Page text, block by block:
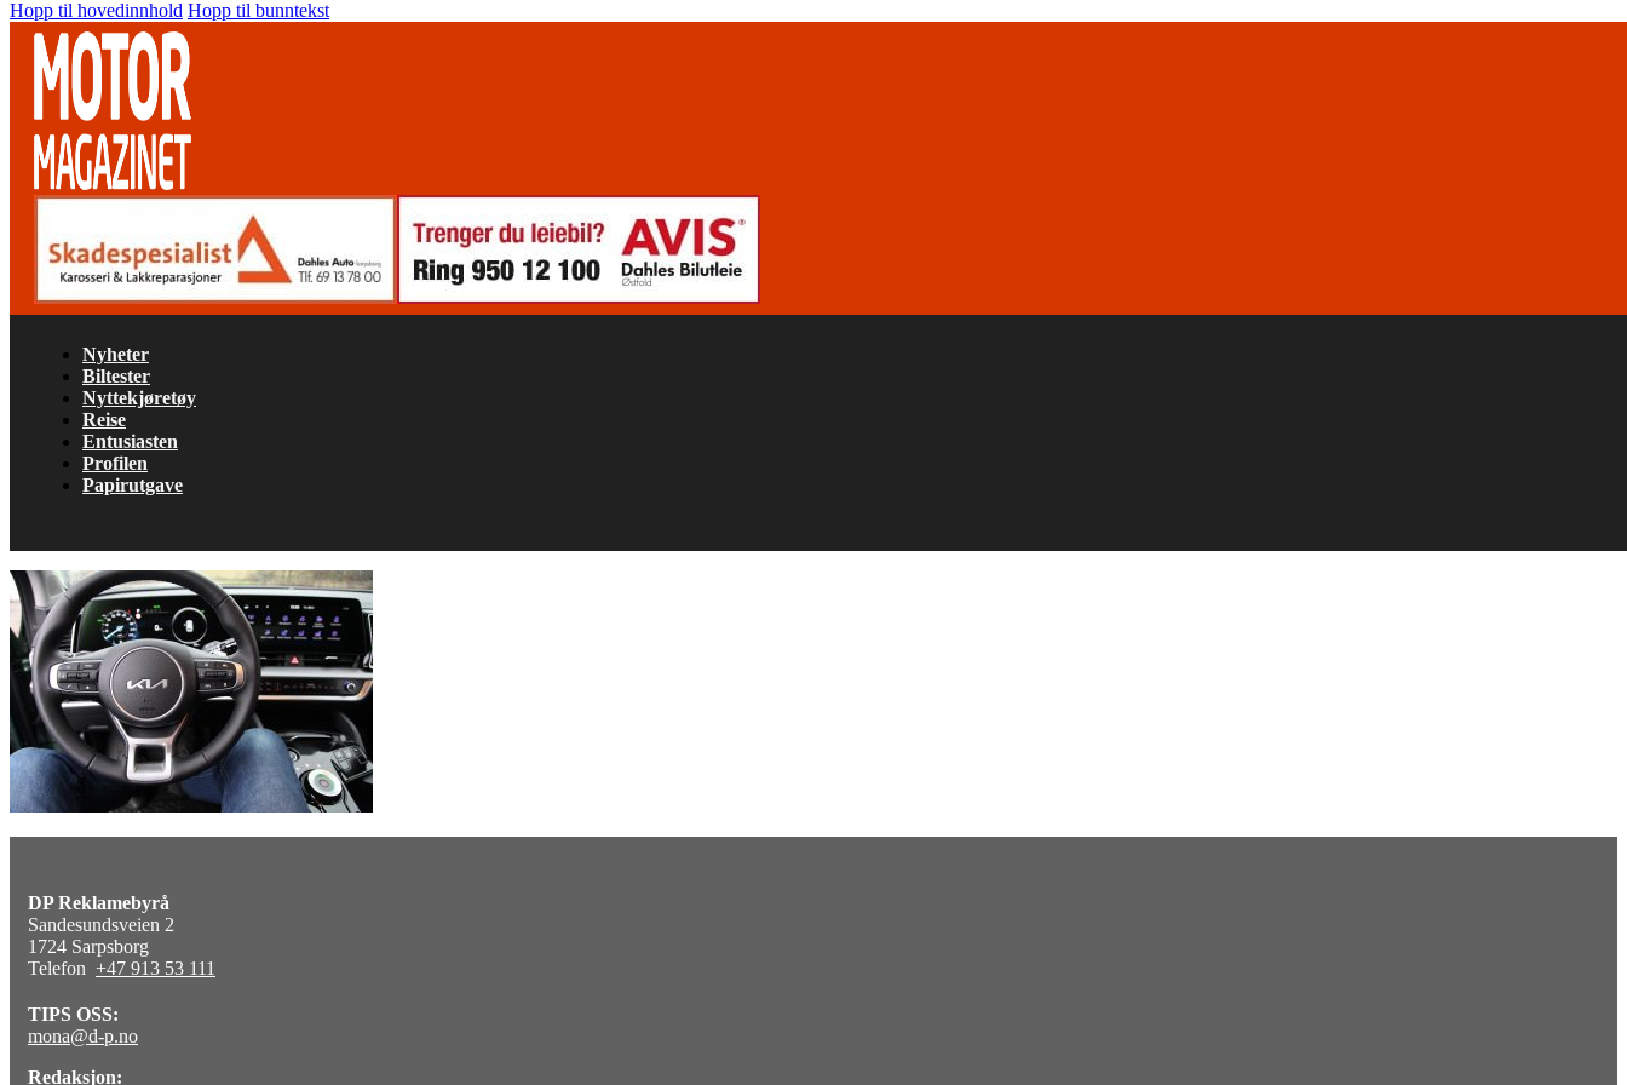
Hopp til hovedinnhold Hopp til bunntekst
Nyheter
Biltester
Nyttekjøretøy
Reise
Entusiasten
Profilen
Papirutgave
DP Reklamebyrå
Sandesundsveien 2
1724 Sarpsborg
Telefon +47 913 53 111
TIPS OSS:
mona@d-p.no
Redaksjon: